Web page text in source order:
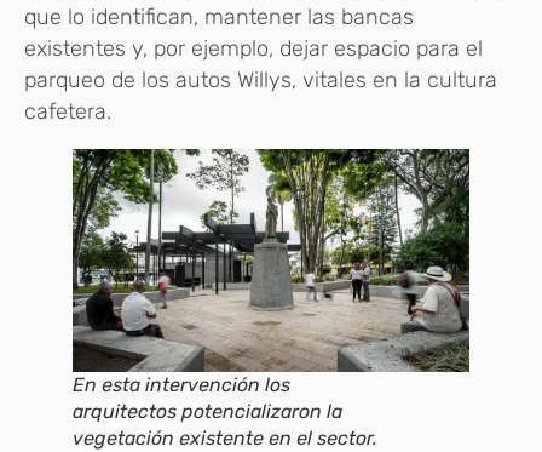
que lo identifican, mantener las bancas
existentes y, por ejemplo, dejar espacio para el
parqueo de los autos Willys, vitales en la cultura
cafetera.
En esta intervención los
arquitectos potencializaron la
vegetación existente en el sector.